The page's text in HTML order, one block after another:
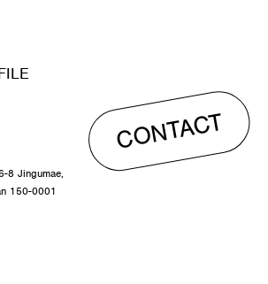
CONTACT
8 Jingumae,
150-0001